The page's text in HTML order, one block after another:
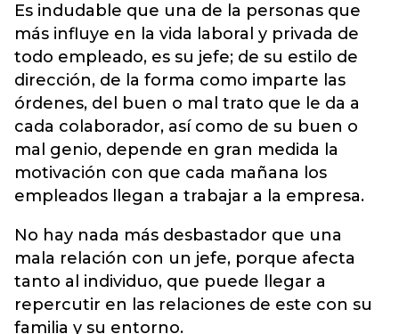
Es indudable que una de la personas que
más influye en la vida laboral y privada de
todo empleado, es su jefe; de su estilo de
dirección, de la forma como imparte las
órdenes, del buen o mal trato que le da a
cada colaborador, así como de su buen o
mal genio, depende en gran medida la
motivación con que cada mañana los
empleados llegan a trabajar a la empresa.
No hay nada más desbastador que una
mala relación con un jefe, porque afecta
tanto al individuo, que puede llegar a
repercutir en las relaciones de este con su
familia y su entorno.